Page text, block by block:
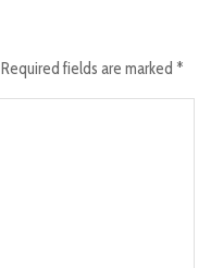
Required fields are marked *